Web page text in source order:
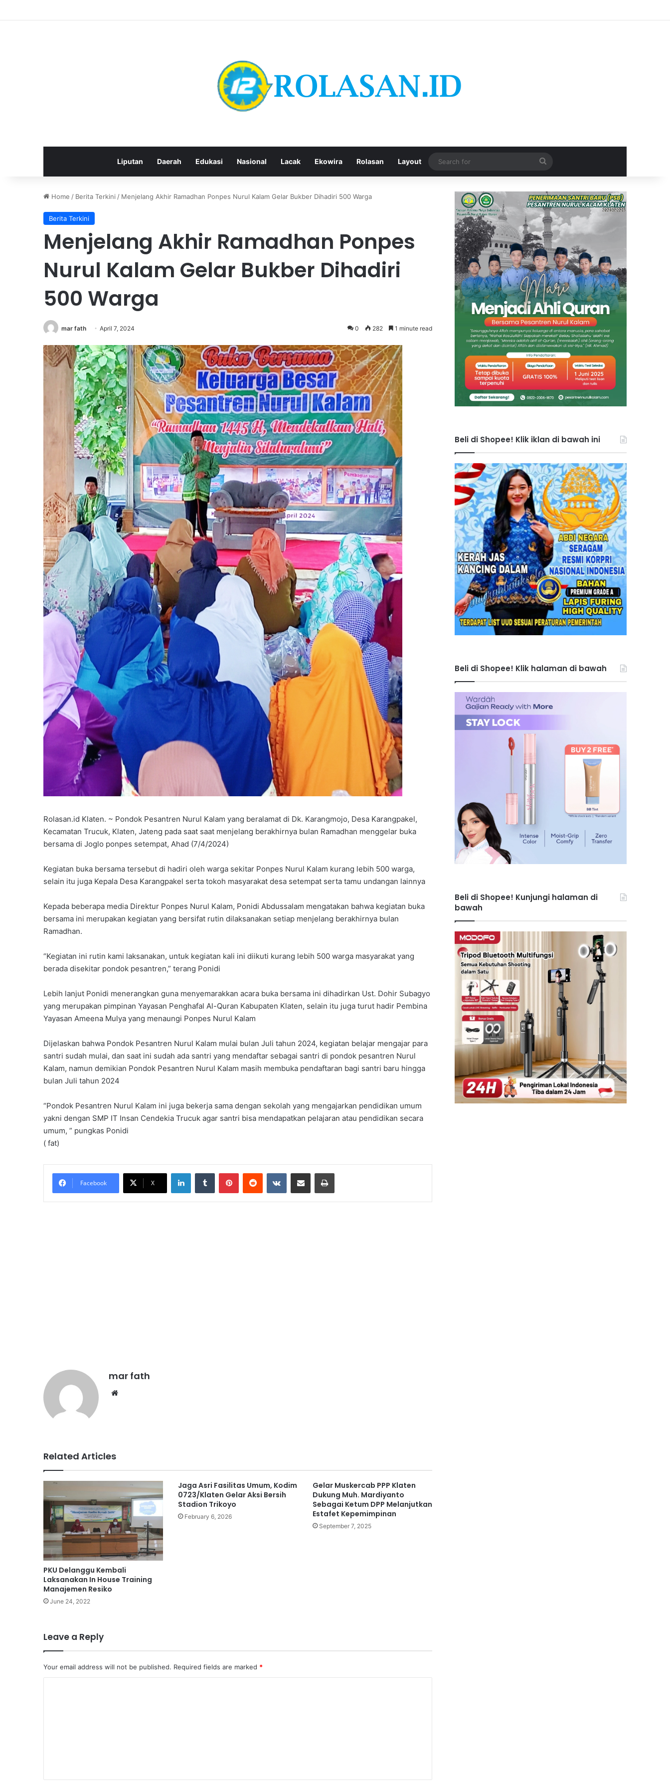
Liputan Daerah Edukasi Nasional Lacak Ekowira Rolasan Layout
Search
for
Home / Berita Terkini / Menjelang Akhir Ramadhan Ponpes Nurul Kalam Gelar Bukber Dihadiri 500 Warga
Berita Terkini
Menjelang Akhir Ramadhan Ponpes
Nurul Kalam Gelar Bukber Dihadiri
500 Warga
mar fath April 7, 2024 0 282 1 minute read
Rolasan.id Klaten. ~ Pondok Pesantren Nurul Kalam yang beralamat di Dk. Karangmojo, Desa Karangpakel,
Kecamatan Trucuk, Klaten, Jateng pada saat saat menjelang berakhirnya bulan Ramadhan menggelar buka
bersama di Joglo ponpes setempat, Ahad (7/4/2024)
Kegiatan buka bersama tersebut di hadiri oleh warga sekitar Ponpes Nurul Kalam kurang lebih 500 warga,
selain itu juga Kepala Desa Karangpakel serta tokoh masyarakat desa setempat serta tamu undangan lainnya
Kepada beberapa media Direktur Ponpes Nurul Kalam, Ponidi Abdussalam mengatakan bahwa kegiatan buka
bersama ini merupakan kegiatan yang bersifat rutin dilaksanakan setiap menjelang berakhirnya bulan
Ramadhan.
“Kegiatan ini rutin kami laksanakan, untuk kegiatan kali ini diikuti kurang lebih 500 warga masyarakat yang
berada disekitar pondok pesantren,” terang Ponidi
Lebih lanjut Ponidi menerangkan guna menyemarakkan acara buka bersama ini dihadirkan Ust. Dohir Subagyo
yang merupakan pimpinan Yayasan Penghafal Al-Quran Kabupaten Klaten, selain itu juga turut hadir Pembina
Yayasan Ameena Mulya yang menaungi Ponpes Nurul Kalam
Dijelaskan bahwa Pondok Pesantren Nurul Kalam mulai bulan Juli tahun 2024, kegiatan belajar mengajar para
santri sudah mulai, dan saat ini sudah ada santri yang mendaftar sebagai santri di pondok pesantren Nurul
Kalam, namun demikian Pondok Pesantren Nurul Kalam masih membuka pendaftaran bagi santri baru hingga
bulan Juli tahun 2024
“Pondok Pesantren Nurul Kalam ini juga bekerja sama dengan sekolah yang mengajarkan pendidikan umum
yakni dengan SMP IT Insan Cendekia Trucuk agar santri bisa mendapatkan pelajaran atau pendidikan secara
umum, ” pungkas Ponidi
( fat)
Facebook X
mar fath
Related Articles
PKU Delanggu Kembali
Laksanakan In House Training
Manajemen Resiko
June 24, 2022
Jaga Asri Fasilitas Umum, Kodim
0723/Klaten Gelar Aksi Bersih
Stadion Trikoyo
February 6, 2026
Gelar Muskercab PPP Klaten
Dukung Muh. Mardiyanto
Sebagai Ketum DPP Melanjutkan
Estafet Kepemimpinan
September 7, 2025
Leave a Reply
Your email address will not be published. Required fields are marked *
Beli di Shopee! Klik iklan di bawah ini
Beli di Shopee! Klik halaman di bawah
Beli di Shopee! Kunjungi halaman di
bawah